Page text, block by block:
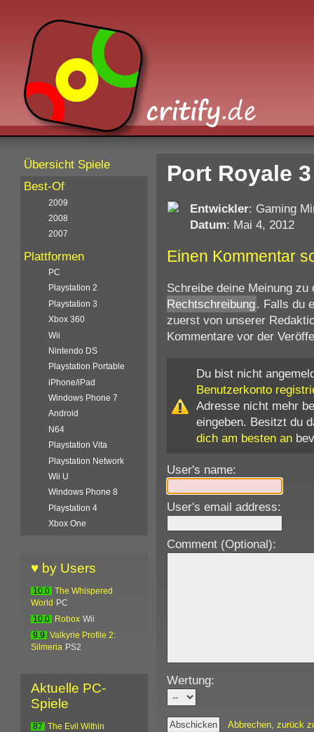
Port Royale
Entwickler: Gaming
Datum: Mai 4, 2012
Einen Kommentar
Schreibe deine Meinung
Rechtschreibung. Falls du
zuerst von unserer
Kommentare vor der
Du bist nicht
Benutzerkonto
Adresse nicht mehr
eingeben. Besitzt du
dich am besten an
User's name:
User's email address:
Comment (Optional):
Wertung:
Abbrechen, zurück
Übersicht Spiele
Best-Of
2009
2008
2007
Plattformen
PC
Playstation 2
Playstation 3
Xbox 360
Wii
Nintendo DS
Playstation Portable
iPhone/iPad
Windows Phone 7
Android
N64
Playstation Vita
Playstation Network
Wii U
Windows Phone 8
Playstation 4
Xbox One
♥ by Users
10.0
The Whispered
World
PC
10.0
Robox Wii
9.9
Valkyrie Profile 2:
Silmeria PS2
Aktuelle PC-
Spiele
87
The Evil Within